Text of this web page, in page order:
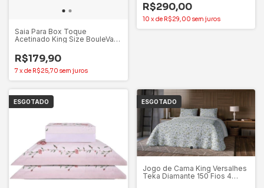
Saia Para Box Toque
Acetinado King Size BouleVard
R$179,90
7 xde R$25,70 sem juros
R$290,00
10 xde R$29,00 sem juros
ESGOTADO ESGOTADO
Jogo de Cama King Versalhes
Teka Diamante 150 Fios 4